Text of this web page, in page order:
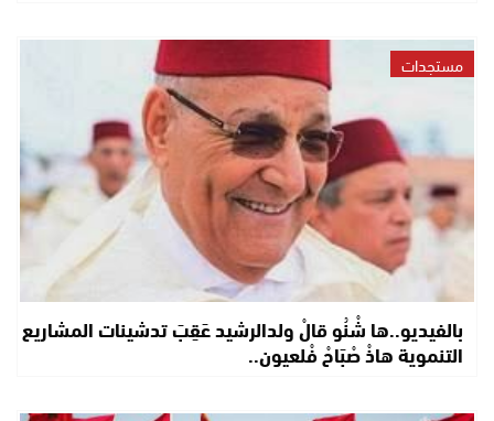
مستجدات
بالفيديو..ها شْنُو قالْ ولدالرشيد عَقِبَ تدشينات المشاريع
التنموية هاذْ صْبَاحْ فْلعيون..